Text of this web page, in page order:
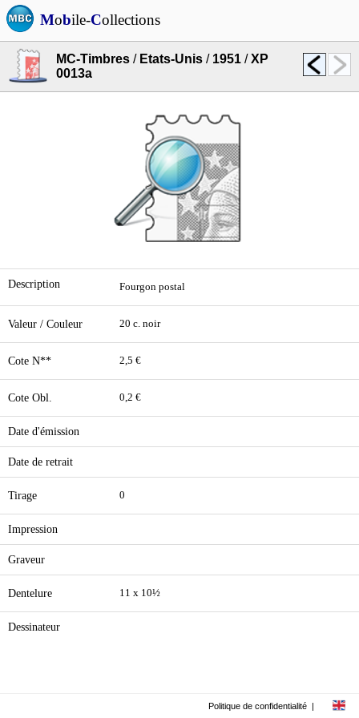
Mobile-Collections
MC-Timbres / Etats-Unis / 1951 /XP
0013a
Description Fourgon postal
Valeur / Couleur 20 c. noir
Cote N** 2,5 €
Cote Obl. 0,2 €
Date d'émission
Date de retrait
Tirage 0
Impression
Graveur
Dentelure 11 x 10½
Dessinateur
Politique de confidentialité |